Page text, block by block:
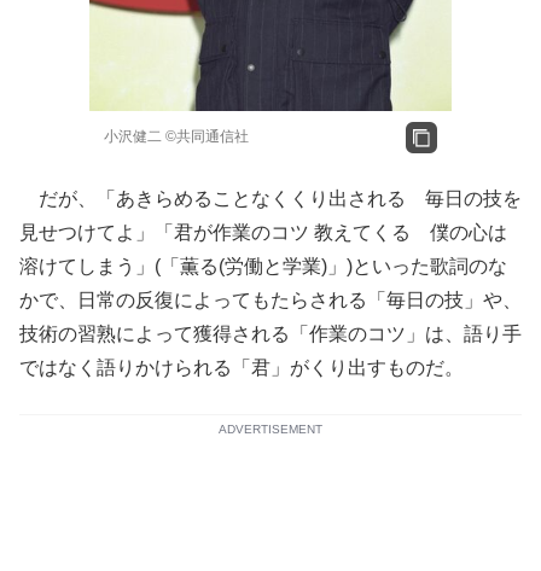
小沢健二 ©共同通信社
だが、「あきらめることなくくり出される 毎日の技を
見せつけてよ」「君が作業のコツ 教えてくる 僕の心は
溶けてしまう」(「薫る(労働と学業)」)といった歌詞のな
かで、日常の反復によってもたらされる「毎日の技」や、
技術の習熟によって獲得される「作業のコツ」は、語り手
ではなく語りかけられる「君」がくり出すものだ。
ADVERTISEMENT